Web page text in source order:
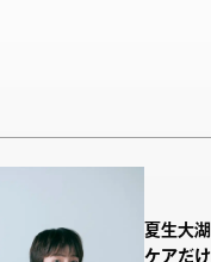
夏生大
ケアだ